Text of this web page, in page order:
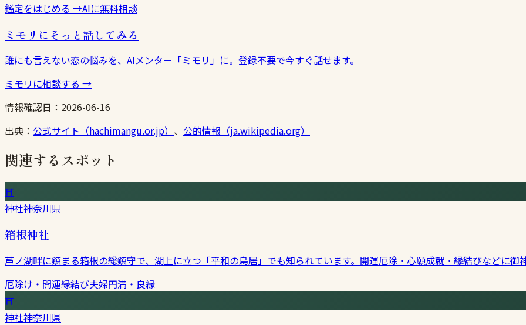
鑑定をはじめる →AIに無料相談
ミモリにそっと話してみる
誰にも言えない恋の悩みを、AIメンター「ミモリ」に。登録不要で今すぐ話せます。
ミモリに相談する →
情報確認日： 2026-06-16
出典： 公式サイト（hachimangu.or.jp） 、 公的情報（ja.wikipedia.org）
関連するスポット
⛩
神社神奈川県
箱根神社
芦ノ湖畔に鎮まる箱根の総鎮守で、湖上に立つ「平和の鳥居」でも知られています。開運厄除・心願成就・縁結びなどに
厄除け・開運縁結び夫婦円満・良縁
⛩
神社神奈川県